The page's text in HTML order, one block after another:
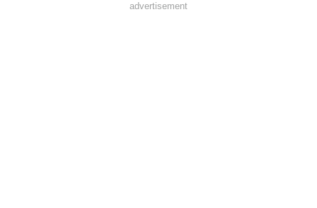
advertisement